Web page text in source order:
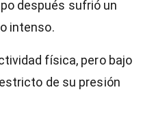
después sufrió un
intenso.
física, pero bajo
de su presión